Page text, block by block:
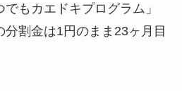
もカエドキプログラム」
分割金は1円のまま23ヶ月目